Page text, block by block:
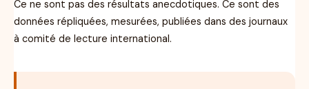
Ce ne sont pas des résultats anecdotiques. Ce sont des
données répliquées, mesurées, publiées dans des journaux
à comité de lecture international.